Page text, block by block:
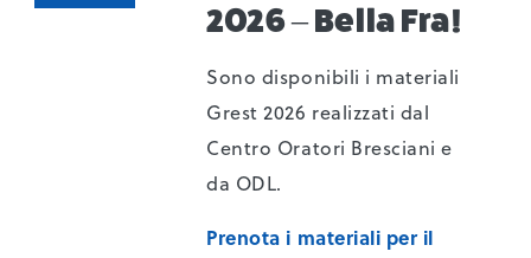
2026 – Bella Fra!
Sono disponibili i materiali
Grest 2026 realizzati dal
Centro Oratori Bresciani e
da ODL.
Prenota i materiali per il